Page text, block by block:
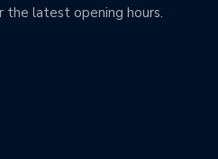
the latest opening hours.